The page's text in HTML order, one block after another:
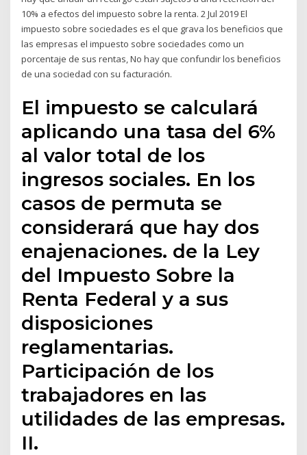
10% a efectos del impuesto sobre la renta. 2 Jul 2019 El
impuesto sobre sociedades es el que grava los beneficios que
las empresas el impuesto sobre sociedades como un
porcentaje de sus rentas, No hay que confundir los beneficios
de una sociedad con su facturación.
El impuesto se calculará
aplicando una tasa del 6%
al valor total de los
ingresos sociales. En los
casos de permuta se
considerará que hay dos
enajenaciones. de la Ley
del Impuesto Sobre la
Renta Federal y a sus
disposiciones
reglamentarias.
Participación de los
trabajadores en las
utilidades de las empresas.
II.